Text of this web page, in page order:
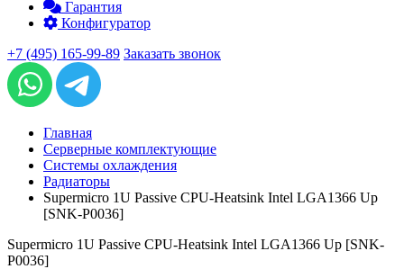
Гарантия
Конфигуратор
+7 (495) 165-99-89 Заказать звонок
Главная
Серверные комплектующие
Системы охлаждения
Радиаторы
Supermicro 1U Passive CPU-Heatsink Intel LGA1366 Up
[SNK-P0036]
Supermicro 1U Passive CPU-Heatsink Intel LGA1366 Up [SNK-
P0036]